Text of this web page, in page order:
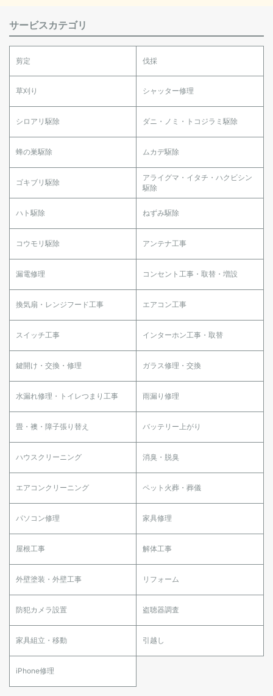
サービスカテゴリ
剪定 伐採
草刈り シャッター修理
シロアリ駆除 ダニ・ノミ・トコジラミ駆除
蜂の巣駆除 ムカデ駆除
ゴキブリ駆除
アライグマ・イタチ・ハクビシン
駆除
ハト駆除 ねずみ駆除
コウモリ駆除 アンテナ工事
漏電修理 コンセント工事・取替・増設
換気扇・レンジフード工事 エアコン工事
スイッチ工事 インターホン工事・取替
鍵開け・交換・修理 ガラス修理・交換
水漏れ修理・トイレつまり工事 雨漏り修理
畳・襖・障子張り替え バッテリー上がり
ハウスクリーニング 消臭・脱臭
エアコンクリーニング ペット火葬・葬儀
パソコン修理 家具修理
屋根工事 解体工事
外壁塗装・外壁工事 リフォーム
防犯カメラ設置 盗聴器調査
家具組立・移動 引越し
iPhone修理